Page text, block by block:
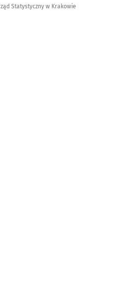
Statystyczny w Krakowie